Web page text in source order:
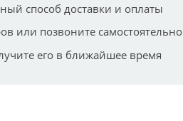
способ доставки и оплаты
или позвоните самостоятельно
его в ближайшее время